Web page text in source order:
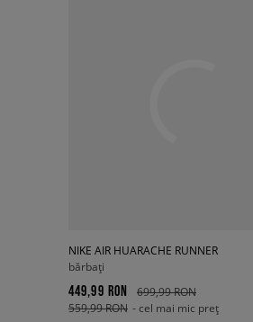
NIKE AIR HUARACHE RUNNER
bărbați
449,99 RON
699,99 RON
559,99 RON - cel mai mic preț